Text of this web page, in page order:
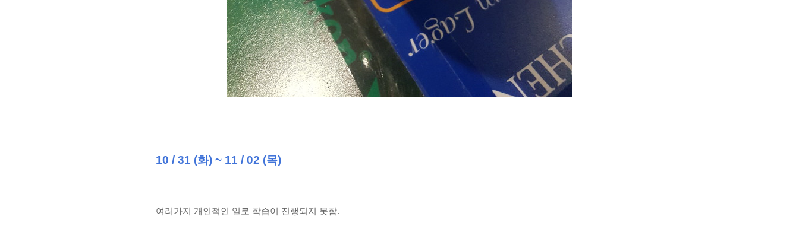
10 / 31 (화) ~ 11 / 02 (목)
여러가지 개인적인 일로 학습이 진행되지 못함.